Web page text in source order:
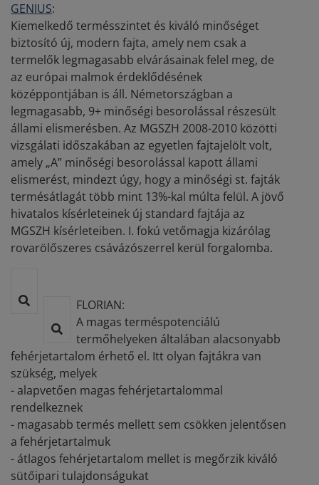
GENIUS:
Kiemelkedő termésszintet és kiváló minőséget
biztosító új, modern fajta, amely nem csak a
termelők legmagasabb elvárásainak felel meg, de
az európai malmok érdeklődésének
középpontjában is áll. Németországban a
legmagasabb, 9+ minőségi besorolással részesült
állami elismerésben. Az MGSZH 2008-2010 közötti
vizsgálati időszakában az egyetlen fajtajelölt volt,
amely „A” minőségi besorolással kapott állami
elismerést, mindezt úgy, hogy a minőségi st. fajták
termésátlagát több mint 13%-kal múlta felül. A jövő
hivatalos kísérleteinek új standard fajtája az
MGSZH kísérleteiben. I. fokú vetőmagja kizárólag
rovarölőszeres csávázószerrel kerül forgalomba.
FLORIAN:
A magas terméspotenciálú
termőhelyeken általában alacsonyabb
fehérjetartalom érhető el. Itt olyan fajtákra van
szükség, melyek
- alapvetően magas fehérjetartalommal
rendelkeznek
- magasabb termés mellett sem csökken jelentősen
a fehérjetartalmuk
- átlagos fehérjetartalom mellet is megőrzik kiváló
sütőipari tulajdonságukat